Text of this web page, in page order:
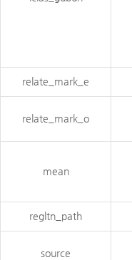
relate_mark_e
relate_mark_o
mean
regltn_path
source